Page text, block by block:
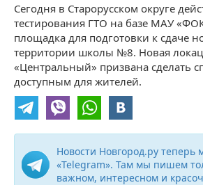
Сегодня в Старорусском округе
тестирования ГТО на базе МАУ
площадка для подготовки к сдаче
территории школы №8. Новая
«Центральный» призвана сделать
доступным для жителей.
Новости Новгород.ру теперь
«Telegram». Там мы пишем
важном, интересном и